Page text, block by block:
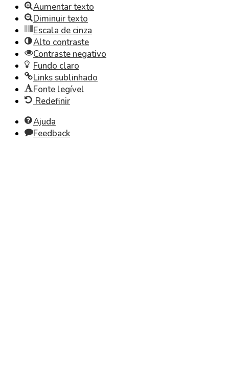
Aumentar texto
Diminuir texto
Escala de cinza
Alto contraste
Contraste negativo
Fundo claro
Links sublinhado
Fonte legível
Redefinir
Ajuda
Feedback